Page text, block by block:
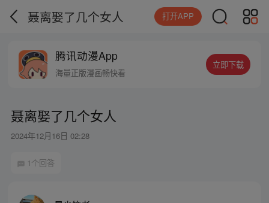
聂离娶了几个女人 打开APP
腾讯动漫App
海量正版漫画畅快看
立即下载
聂离娶了几个女人
2024年12月16日 02:28
1个回答